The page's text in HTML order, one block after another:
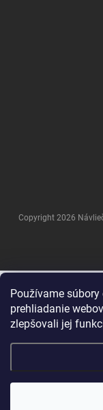
Používame
prehliadanie
zlepšovali jej
Copyright 2026